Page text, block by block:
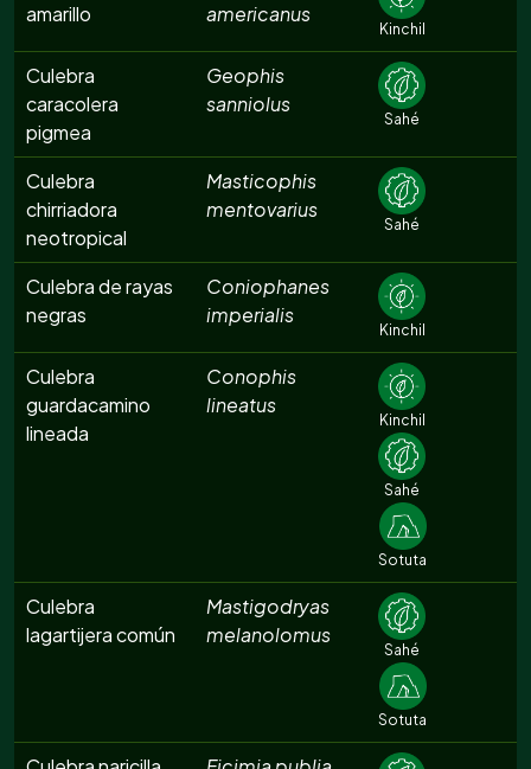
amarillo
americanus
Kinchil
Culebra
caracolera
pigmea
Geophis
sanniolus
Sahé
Culebra
chirriadora
neotropical
Masticophis
mentovarius
Sahé
Culebra de rayas
negras
Coniophanes
imperialis
Kinchil
Culebra
guardacamino
lineada
Conophis
lineatus
Kinchil
Sahé
Sotuta
Culebra
lagartijera común
Mastigodryas
melanolomus
Sahé
Sotuta